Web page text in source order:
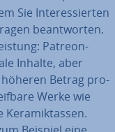
Sie In­ter­es­sier­ten
be­ant­wor­ten.
Patreon-
Inhalte, aber
höheren Betrag pro­
Werke wie